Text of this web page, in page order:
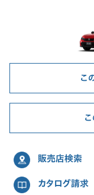
こ
販売店検索
カタログ請求